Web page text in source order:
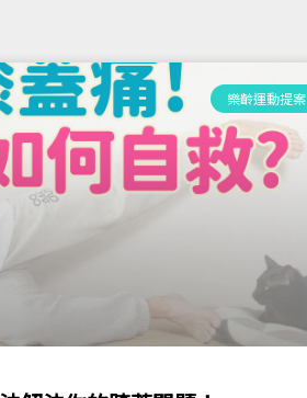
樂齡運動提案